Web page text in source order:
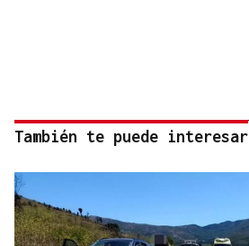
También te puede interesar